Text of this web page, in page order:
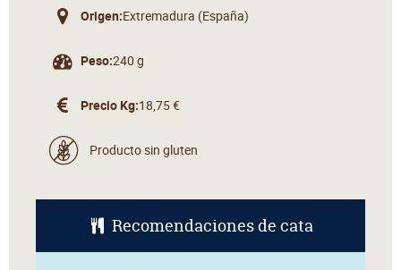
Origen:Extremadura (España)
Peso:240 g
Precio Kg:18,75 €
Producto sin gluten
Recomendaciones de cata